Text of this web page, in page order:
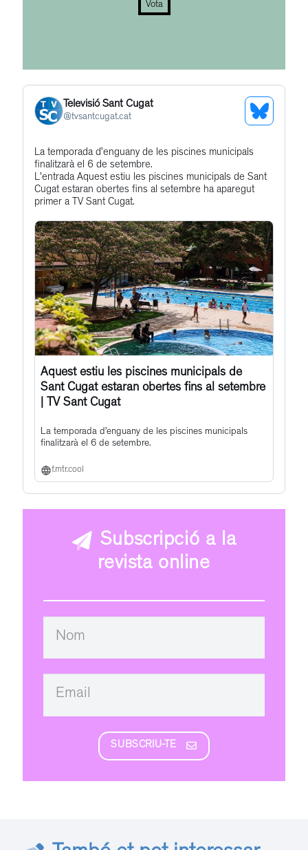
Vota
Televisió Sant Cugat
@tvsantcugat.cat
See
Get
to
this
post
La temporada d’enguany de les piscines municipals
finalitzarà el 6 de setembre.
L'entrada Aquest estiu les piscines municipals de Sant
Cugat estaran obertes fins al setembre ha aparegut
primer a TV Sant Cugat.
Aquest estiu les piscines municipals de
Sant Cugat estaran obertes fins al setembre
| TV Sant Cugat
La temporada d’enguany de les piscines municipals
finalitzarà el 6 de setembre.
f.mtr.cool
Subscripció a la
revista online
SUBSCRIU-TE